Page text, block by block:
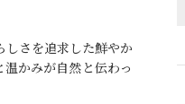
しさを追求した鮮やか
かみが自然と伝わっ